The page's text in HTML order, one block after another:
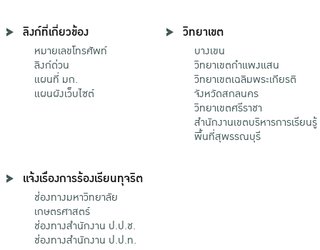
ลิงก์ที่เกี่ยวข้อง
หมายเลขโทรศัพท์
ลิงก์ด่วน
แผนที่ มก.
แผนผังเว็บไซต์
วิทยาเขต
บางเขน
วิทยาเขตกําแพงแสน
วิทยาเขตเฉลิมพระเกียรติ
จังหวัดสกลนคร
วิทยาเขตศรีราชา
สำนักงานเขตบริหารการเรียนรู้
พื้นที่สุพรรณบุรี
แจ้งเรื่องการร้องเรียนทุจริต
ช่องทางมหาวิทยาลัย
เกษตรศาสตร์
ช่องทางสำนักงาน ป.ป.ช.
ช่องทางสำนักงาน ป.ป.ท.